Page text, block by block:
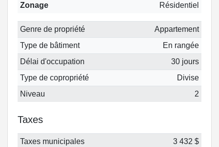
Zonage
Résidentiel
Genre de propriété
Appartement
Type de bâtiment
En rangée
Délai d'occupation
30 jours
Type de copropriété
Divise
Niveau
2
Taxes
Taxes municipales
3 432 $